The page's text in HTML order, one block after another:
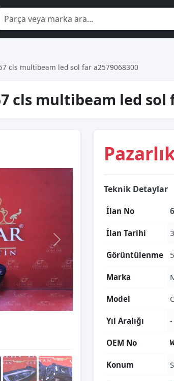
cls multi̇beam led sol far a2579068300
cls multi̇beam led sol
Teknik Detaylar
İlan No
İlan Tarihi
Görüntülenme
Marka
Model
Yıl Aralığı -
OEM No
Konum